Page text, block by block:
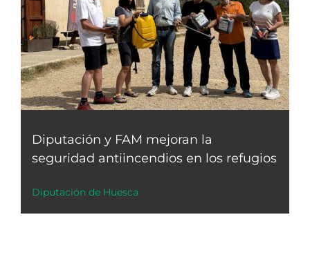
Diputación y FAM mejoran la
seguridad antiincendios en los refugios
Diputación de Huesca